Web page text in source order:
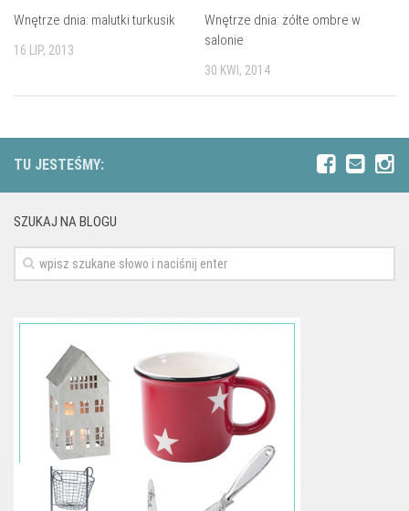
Wnętrze dnia: malutki turkusik
16 LIP, 2013
Wnętrze dnia: żółte ombre w
salonie
30 KWI, 2014
TU JESTEŚMY:
SZUKAJ NA BLOGU